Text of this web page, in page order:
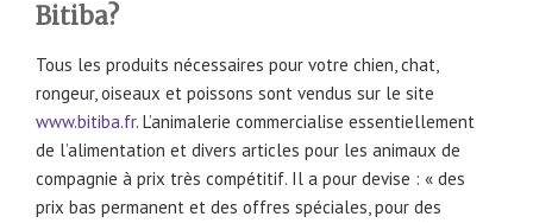
Bitiba?
Tous les produits nécessaires pour votre chien, chat,
rongeur, oiseaux et poissons sont vendus sur le site
www.bitiba.fr. L’animalerie commercialise essentiellement
de l’alimentation et divers articles pour les animaux de
compagnie à prix très compétitif. Il a pour devise : « des
prix bas permanent et des offres spéciales, pour des